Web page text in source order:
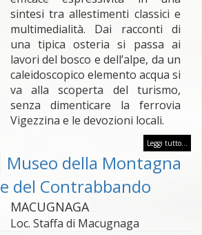
sintesi tra allestimenti classici e
multimedialità. Dai racconti di
una tipica osteria si passa ai
lavori del bosco e dell’alpe, da un
caleidoscopico elemento acqua si
va alla scoperta del turismo,
senza dimenticare la ferrovia
Vigezzina e le devozioni locali.
Leggi tutto...
Museo della Montagna
e del Contrabbando
MACUGNAGA
Loc. Staffa di Macugnaga